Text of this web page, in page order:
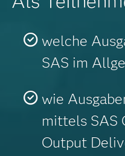
welche
SAS im
wie
mittels SAS
Output